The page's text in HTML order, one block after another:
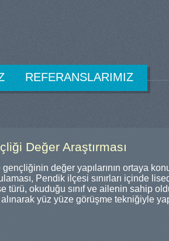
REFERANSLARIMIZ
Değer Araştırması
değer yapılarının ortaya
Pendik ilçesi sınırları içinde
türü, okuduğu sınıf ve ailenin sahip
yüz yüze görüşme tekniğiyle